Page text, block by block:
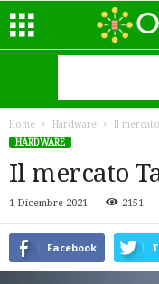
Home Hardware
Il
HARDWARE
Il mercato
1 Dicembre 2021 2151
Facebook